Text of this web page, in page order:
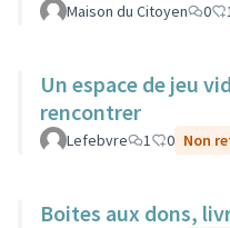
Maison du Citoyen 0
Un espace de jeu
rencontrer
Lefebvre 1 0 Non
Boites aux dons,